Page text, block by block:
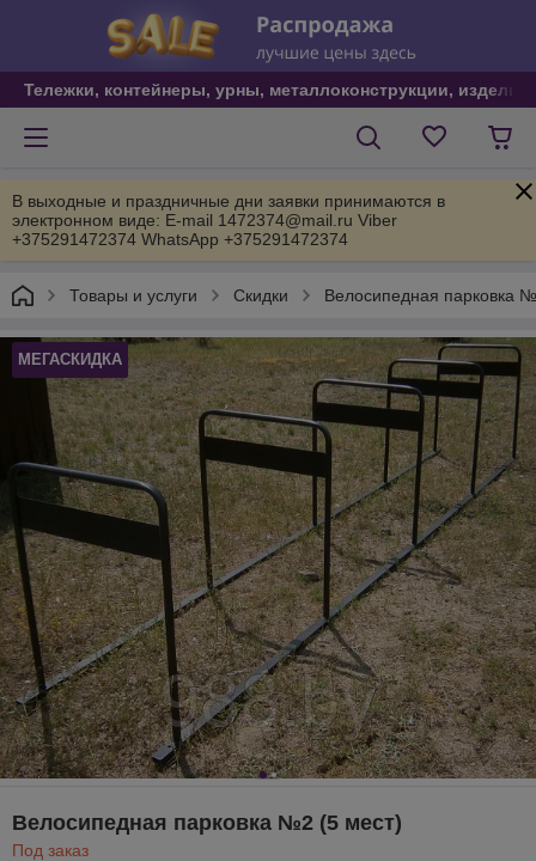
Тележки, контейнеры, урны, металлоконструкции,
В выходные и праздничные дни заявки принимаются в
электронном виде: E-mail 1472374@mail.ru Viber
+375291472374 WhatsApp +375291472374
Товары и услуги Скидки Велосипедная парковка
МЕГАСКИДКА
Велосипедная парковка №2 (5 мест)
Под заказ